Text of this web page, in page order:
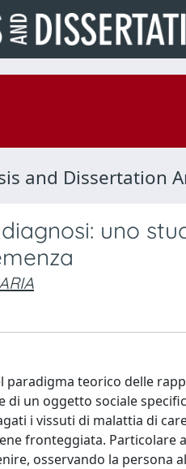
and Dissertation
uno
paradigma teorico delle
di un oggetto sociale
i vissuti di malattia di
fronteggiata. Particolare
osservando la persona